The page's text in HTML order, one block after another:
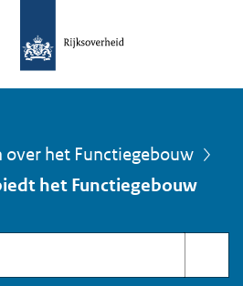
over het Functiegebouw
het Functiegebouw